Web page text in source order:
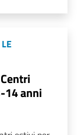
14 anni